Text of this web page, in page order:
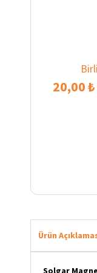
20,00 ₺
Ürün
Solgar